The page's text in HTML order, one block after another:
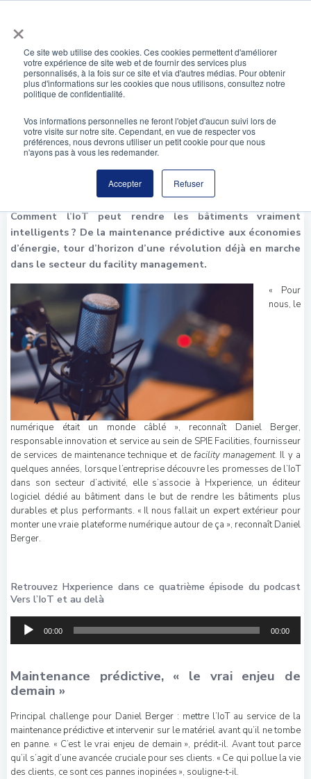
×
Ce site web utilise des cookies. Ces cookies permettent d'améliorer
votre expérience de site web et de fournir des services plus
personnalisés, à la fois sur ce site et via d'autres médias. Pour obtenir
plus d'informations sur les cookies que nous utilisons, consultez notre
politique de confidentialité.
Vos informations personnelles ne feront l'objet d'aucun suivi lors de
votre visite sur notre site. Cependant, en vue de respecter vos
préférences, nous devrons utiliser un petit cookie pour que nous
n'ayons pas à vous les redemander.
Accepter Refuser
Spie témoigne auprès d’Hxpérience sur l’avenir
du bâtiment connecté !
Comment l’IoT peut rendre les bâtiments vraiment
intelligents ? De la maintenance prédictive aux économies
d’énergie, tour d’horizon d’une révolution déjà en marche
dans le secteur dufacility management.
«Pour
nous, le
numérique était un monde câblé », reconnaît Daniel Berger,
responsable innovation et service au sein de SPIEFacilities, fournisseur
de services de maintenance technique et de facility management. Il y a
quelques années, lorsque l’entreprise découvre les promesses de l’IoT
dans son secteur d’activité, elle s’associe à Hxperience, un éditeur
logiciel dédié au bâtiment dans le but de rendre les bâtiments plus
durables et plus performants. « Il nous fallait un expert extérieur pour
monter une vraie plateforme numérique autour de ça », reconnaît Daniel
Berger.
Retrouvez Hxperience dans ce quatrième épisode du podcast
Vers l’IoT et au delà
Lecteur
audio
00:00 00:00
Maintenance prédictive, « le vrai enjeu de
demain »
Principal challenge pour Daniel Berger : mettre l’IoT au service de la
maintenance prédictive et intervenir sur le matériel avant qu’il ne tombe
en panne. « C’est le vrai enjeu de demain », prédit-il. Avant tout parce
qu’il s’agit d’une avancée cruciale pour ses clients. « Ce qui pollue la vie
des clients, ce sont ces pannes inopinées », souligne-t-il.